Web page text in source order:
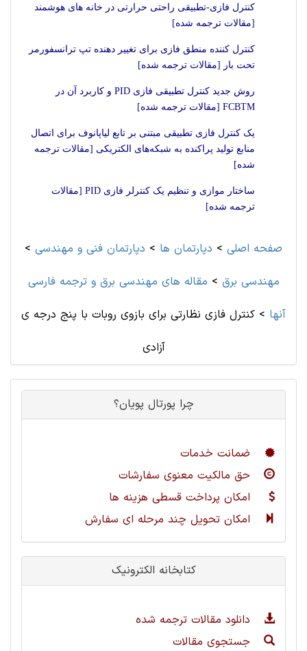
کنترل فازی-تطبیقی راحتی حرارتی در خانه‏ های هوشمند
[مقالات ترجمه شده]
کنترل کننده منطق فازی برای تغییر دهنده تپ ترانسفورمر
تحت بار [مقالات ترجمه شده]
روش جدید کنترل تطبیقی فازی PID و کاربرد آن در
FCBTM [مقالات ترجمه شده]
یک کنترل فازی تطبیقی مبتنی بر تابع لیاپانوف برای اتصال
منابع تولید پراکنده به شبکه‌های الکتریکی [مقالات ترجمه
شده]
ساختار موازی و تنظیم یک کنترلر فازی PID [مقالات
ترجمه شده]
صفحه اصلی > دپارتمان ها > دپارتمان فنی و مهندسی >
مهندسی برق > مقاله های مهندسی برق و ترجمه فارسی
آنها > کنترل فازی نظارتی برای بازوی روبات با پنج درجه ی
آزادی
چرا پورتال پویان؟
ضمانت خدمات
حق مالکیت معنوی سفارشات
امکان پرداخت قسطی هزینه ها
امکان تحویل چند مرحله ای سفارش
کتابخانه الکترونیک
دانلود مقالات ترجمه شده
جستجوی مقالات